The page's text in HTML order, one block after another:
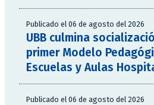
Publicado el 06 de agosto del 2026
UBB culmina
primer Modelo
Escuelas y Aulas
Publicado el 06 de agosto del 2026